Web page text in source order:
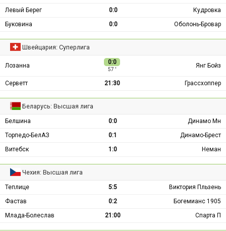
Левый Берег
0:0
Кудровка
Буковина
0:0 Оболонь-Бровар
Швейцария: Суперлига
Лозанна 0:0
57 ′
Янг Бойз
Серветт 21:30 Грассхоппер
Беларусь: Высшая лига
Белшина 0:0
Динамо Мн
Торпедо-БелАЗ
0:1
Динамо-Брест
Витебск
1:0 Неман
Чехия: Высшая лига
Теплице 5:5
Виктория Пльзень
Фастав
0:2
Богемианс 1905
Млада-Болеслав
21:00 Спарта П